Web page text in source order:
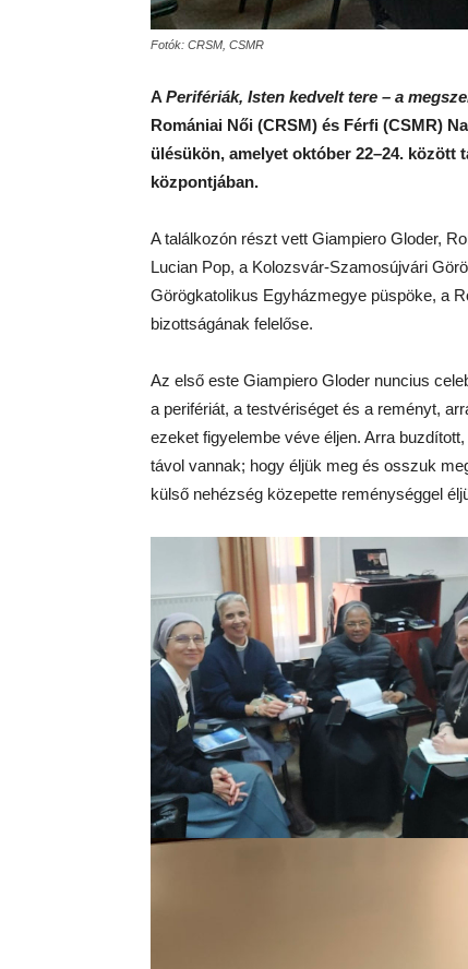
Fotók: CRSM, CSMR
A Perifériák, Isten kedvelt tere – a
Romániai Női (CRSM) és Férfi (CSMR)
ülésükön, amelyet október 22–24.
központjában.
A találkozón részt vett Giampiero Gloder,
Lucian Pop, a Kolozsvár-Szamosújvári
Görögkatolikus Egyházmegye püspöke, a
bizottságának felelőse.
Az első este Giampiero Gloder nuncius
a perifériát, a testvériséget és a reményt,
ezeket figyelembe véve éljen. Arra
távol vannak; hogy éljük meg és osszuk
külső nehézség közepette reménységgel